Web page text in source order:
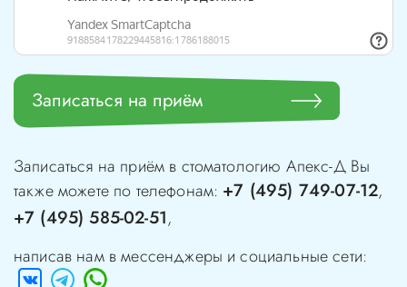
Записаться на приём
Записаться на приём в стоматологию Апекс-ДВы
также можете по телефонам: +7 (495) 749-07-12,
+7 (495) 585-02-51,
написав нам в мессенджеры и социальные сети: